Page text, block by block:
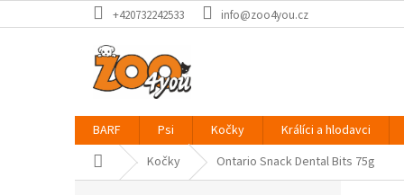
na
+420732242533 info@zoo4you.cz
BARF Psi Kočky Králíci a hlodavci
Domů Kočky Ontario Snack Dental Bits 75g